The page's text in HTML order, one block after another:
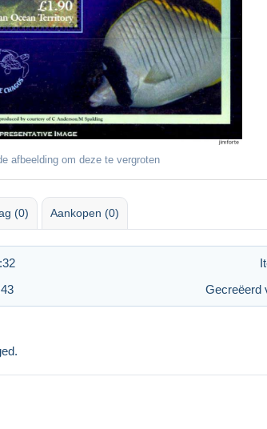
afbeelding om deze te vergroten
(0) Aankopen (0)
Gecreëerd